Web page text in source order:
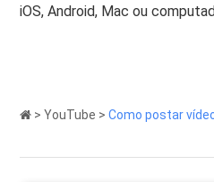
iOS, Android, Mac ou
>YouTube >Como postar